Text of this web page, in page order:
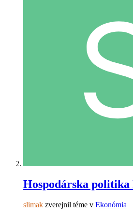
Hospodárska
slimak zverejnil téme v Ekonómia